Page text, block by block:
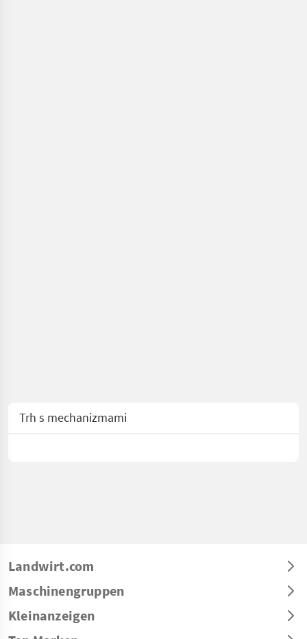
Trh s mechanizmami
Landwirt.com
Maschinengruppen
Kleinanzeigen